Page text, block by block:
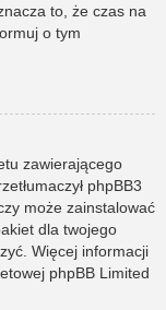
to, że czas na
o tym
zawierającego
phpBB3
może zainstalować
dla twojego
Więcej informacji
phpBB Limited